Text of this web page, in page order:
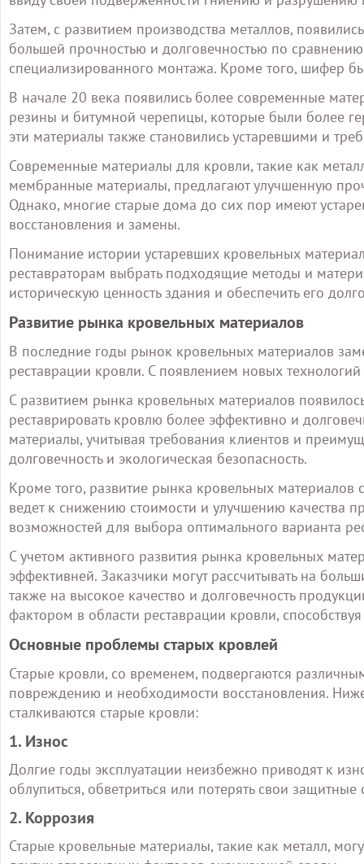
Затем, с развитием производства металлов,
большей прочностью и долговечностью по
специализированного монтажа. Кроме того, шифер
В начале 20 века появились более современные
резины и битумной черепицы, которые были более
эти материалы также становились устаревшими и
Современные материалы для кровли, такие как
мембранные материалы, предлагают улучшенную
Однако, многие старые дома до сих пор имеют
восстановления и замены.
Понимание истории устаревших кровельных
реставраторам выбрать подходящие методы и
историческую ценность здания и обеспечить его
Развитие рынка кровельных материалов
В последние годы рынок кровельных материалов
реставрации кровли. С появлением новых
С развитием рынка кровельных материалов
реставрировать кровлю более эффективно и
материалы, учитывая требования клиентов и
долговечность и экологическая безопасность.
Кроме того, развитие рынка кровельных материалов
ведет к снижению стоимости и улучшению качества
возможностей для выбора оптимального варианта
С учетом активного развития рынка кровельных
эффективней. Заказчики могут рассчитывать на
также на высокое качество и долговечность
фактором в области реставрации кровли,
Основные проблемы старых кровлей
Старые кровли, со временем, подвергаются
повреждению и необходимости восстановления.
сталкиваются старые кровли:
1. Износ
Долгие годы эксплуатации неизбежно приводят к
облупиться, обветриться или потерять свои защитные
2. Коррозия
Старые кровельные материалы, такие как металл,